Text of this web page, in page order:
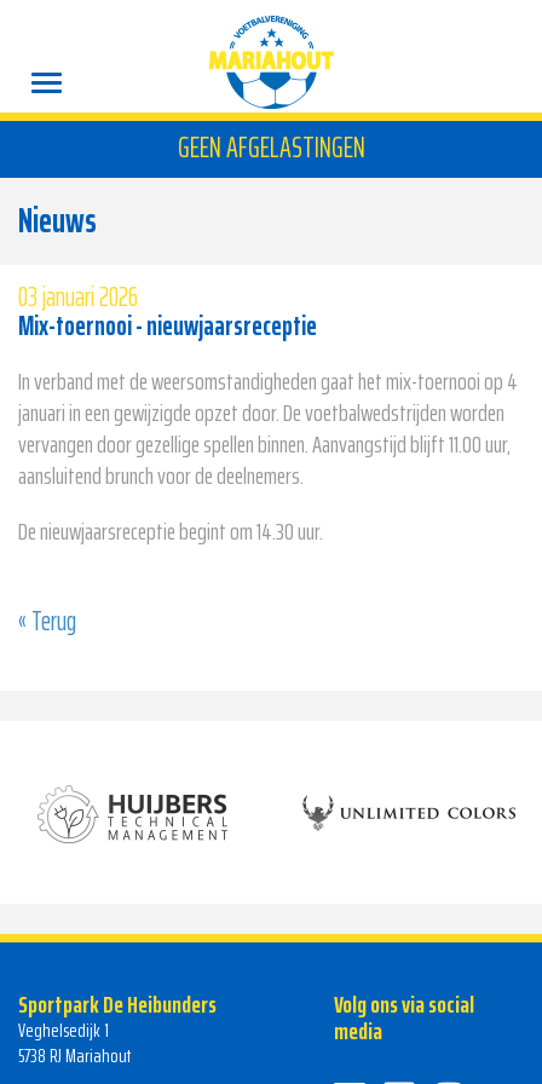
GEEN AFGELASTINGEN
Nieuws
03 januari 2026
Mix-toernooi - nieuwjaarsreceptie
In verband met de weersomstandigheden gaat het mix-toernooi op 4
januari in een gewijzigde opzet door. De voetbalwedstrijden worden
vervangen door gezellige spellen binnen. Aanvangstijd blijft 11.00 uur,
aansluitend brunch voor de deelnemers.
De nieuwjaarsreceptie begint om 14.30 uur.
« Terug
Sportpark De Heibunders
Veghelsedijk 1
5738 RJ Mariahout
Volg ons via social
media